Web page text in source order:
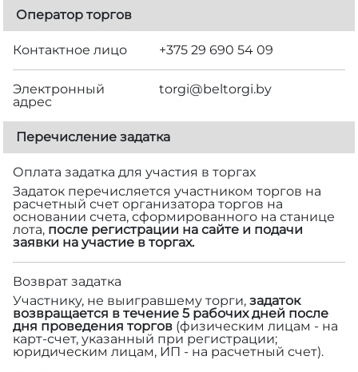
Оператор торгов
Контактное лицо +375 29 690 54 09
Электронный
адрес
torgi@beltorgi.by
Перечисление задатка
Оплата задатка для участия в торгах
Задаток перечисляется участником торгов на
расчетный счет организатора торгов на
основании счета, сформированного на станице
лота, после регистрации на сайте и подачи
заявки на участие в торгах.
Возврат задатка
Участнику, не выигравшему торги, задаток
возвращается в течение 5 рабочих дней после
дня проведения торгов (физическим лицам - на
карт-счет, указанный при регистрации;
юридическим лицам, ИП - на расчетный счет).